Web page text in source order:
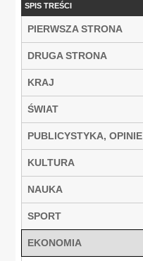
SPIS TREŚCI
PIERWSZA STRONA
DRUGA STRONA
KRAJ
ŚWIAT
PUBLICYSTYKA, OPINIE
KULTURA
NAUKA
SPORT
EKONOMIA